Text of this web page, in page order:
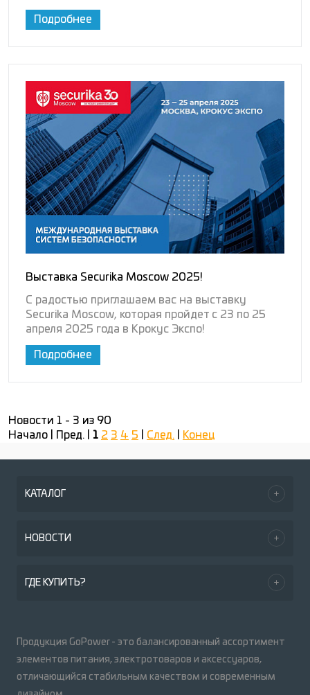
Подробнее
Выставка Securika Moscow 2025!
С радостью приглашаем вас на выставку
Securika Moscow, которая пройдет с 23 по 25
апреля 2025 года в Крокус Экспо!
Подробнее
Новости 1 - 3 из 90
Начало | Пред. | 1 2 3 4 5 След. Конец
КАТАЛОГ
НОВОСТИ
ГДЕ КУПИТЬ?
Продукция GoPower - это балансированный ассортимент
элементов питания, электротоваров и аксессуаров,
отличающийся стабильным качеством и современным